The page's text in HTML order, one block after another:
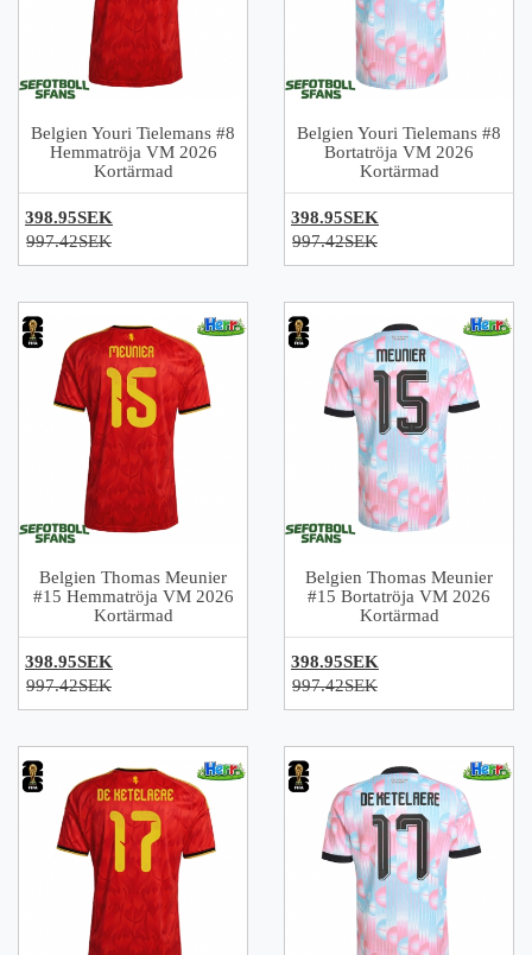
Belgien Youri Tielemans #8
Hemmatröja VM 2026
Kortärmad
398.95SEK
997.42SEK
Belgien Youri Tielemans #8
Bortatröja VM 2026
Kortärmad
398.95SEK
997.42SEK
Belgien Thomas Meunier
#15 Hemmatröja VM 2026
Kortärmad
398.95SEK
997.42SEK
Belgien Thomas Meunier
#15 Bortatröja VM 2026
Kortärmad
398.95SEK
997.42SEK